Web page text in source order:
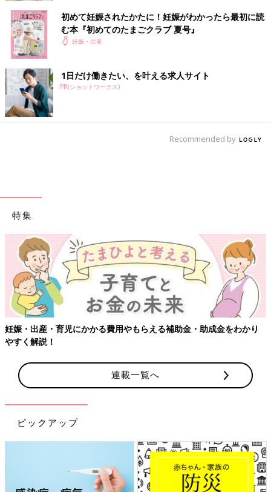
初めて妊娠されたかたに！妊娠がわかったら最初に読
む本『初めてのたまごクラブ 夏号』
妊娠・出産
1日だけ働きたい、を叶える求人サイト
PR(ショットワークス)
Recommended by
特集
妊娠・出産・育児にかかる費用やもらえる補助金・助成金をわかり
やすく解説！
連載一覧へ
ピックアップ